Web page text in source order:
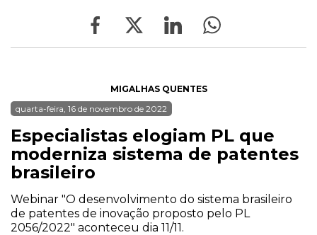
MIGALHAS QUENTES
quarta-feira, 16 de novembro de 2022
Especialistas elogiam PL que
moderniza sistema de patentes
brasileiro
Webinar "O desenvolvimento do sistema brasileiro
de patentes de inovação proposto pelo PL
2056/2022" aconteceu dia 11/11.